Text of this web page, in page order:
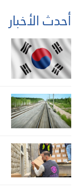
أحدث الأخبار